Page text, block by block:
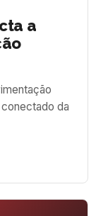
a
da